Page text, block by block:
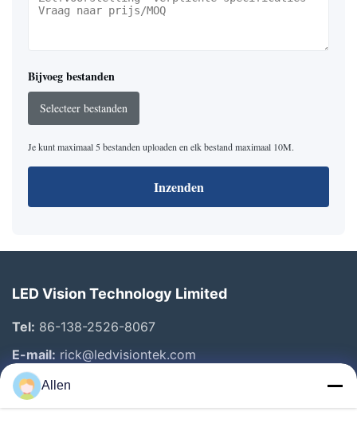
Bijvoeg bestanden
Selecteer bestanden
Je kunt maximaal 5 bestanden uploaden en elk bestand maximaal 10M.
Inzenden
LED Vision Technology Limited
Tel: 86-138-2526-8067
E-mail: rick@ledvisiontek.com
Snelle Links
Allen